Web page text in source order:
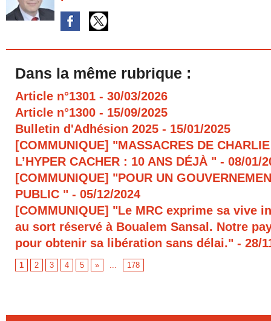
Dans la même rubrique :
Article n°1301 - 30/03/2026
Article n°1300 - 15/09/2025
Bulletin d'Adhésion 2025 - 15/01/2025
[COMMUNIQUE] "MASSACRES DE
L’HYPER CACHER : 10 ANS DÉJÀ " - 08/01/
[COMMUNIQUE] "POUR UN
PUBLIC " - 05/12/2024
[COMMUNIQUE] "Le MRC exprime sa vive
au sort réservé à Boualem Sansal. Notre
pour obtenir sa libération sans délai." - 28/
1 2 3 4 5 » ... 178